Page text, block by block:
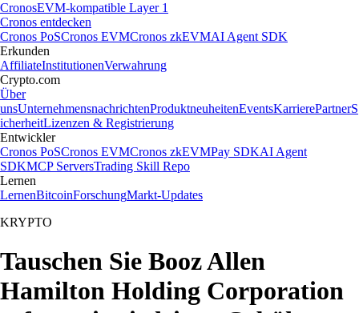
CronosEVM-kompatible Layer 1
Cronos entdecken
Cronos PoSCronos EVMCronos zkEVMAI Agent SDK
Erkunden
AffiliateInstitutionenVerwahrung
Crypto.com
Über
unsUnternehmensnachrichtenProduktneuheitenEventsKarrierePartnerS
icherheitLizenzen & Registrierung
Entwickler
Cronos PoSCronos EVMCronos zkEVMPay SDKAI Agent
SDKMCP ServersTrading Skill Repo
Lernen
LernenBitcoinForschungMarkt-Updates
KRYPTO
Tauschen Sie Booz Allen
Hamilton Holding Corporation